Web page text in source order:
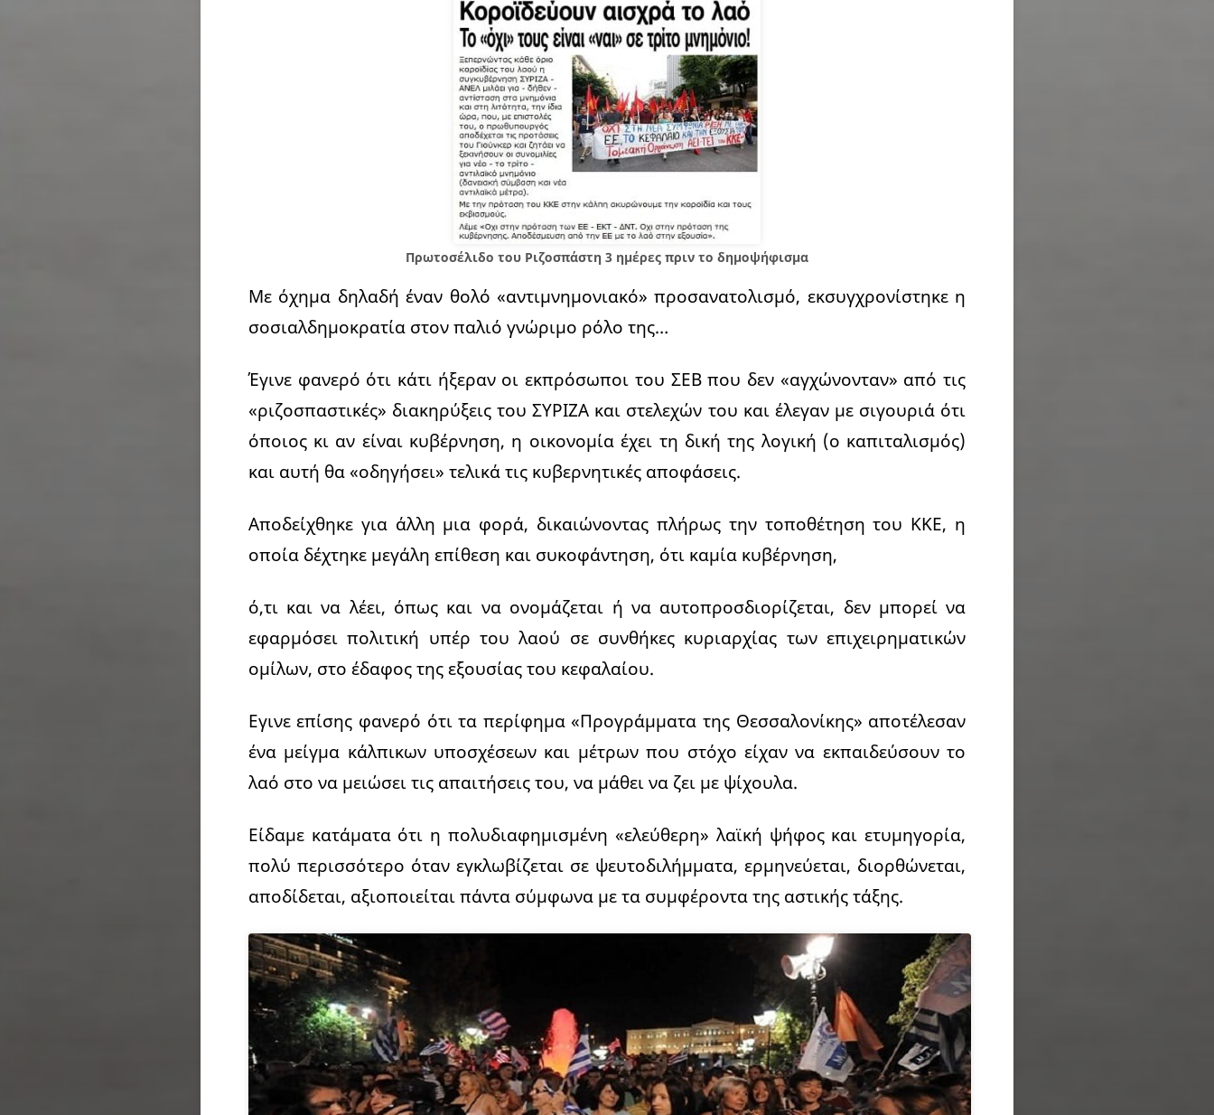
Πρωτοσέλιδο του Ριζοσπάστη 3 ημέρες πριν το δημοψήφισμα
Με όχημα δηλαδή έναν θολό «αντιμνημονιακό» προσανατολισμό, εκσυγχρονίστηκε η
σοσιαλδημοκρατία στον παλιό γνώριμο ρόλο της…
Έγινε φανερό ότι κάτι ήξεραν οι εκπρόσωποι του ΣΕΒ που δεν «αγχώνονταν» από τις
«ριζοσπαστικές» διακηρύξεις του ΣΥΡΙΖΑ και στελεχών του και έλεγαν με σιγουριά ότι
όποιος κι αν είναι κυβέρνηση, η οικονομία έχει τη δική της λογική (ο καπιταλισμός)
και αυτή θα «οδηγήσει» τελικά τις κυβερνητικές αποφάσεις.
Αποδείχθηκε για άλλη μια φορά, δικαιώνοντας πλήρως την τοποθέτηση του ΚΚΕ, η
οποία δέχτηκε μεγάλη επίθεση και συκοφάντηση, ότι καμία κυβέρνηση,
ό,τι και να λέει, όπως και να ονομάζεται ή να αυτοπροσδιορίζεται, δεν μπορεί να
εφαρμόσει πολιτική υπέρ του λαού σε συνθήκες κυριαρχίας των επιχειρηματικών
ομίλων, στο έδαφος της εξουσίας του κεφαλαίου.
Εγινε επίσης φανερό ότι τα περίφημα «Προγράμματα της Θεσσαλονίκης» αποτέλεσαν
ένα μείγμα κάλπικων υποσχέσεων και μέτρων που στόχο είχαν να εκπαιδεύσουν το
λαό στο να μειώσει τις απαιτήσεις του, να μάθει να ζει με ψίχουλα.
Είδαμε κατάματα ότι η πολυδιαφημισμένη «ελεύθερη» λαϊκή ψήφος και ετυμηγορία,
πολύ περισσότερο όταν εγκλωβίζεται σε ψευτοδιλήμματα, ερμηνεύεται, διορθώνεται,
αποδίδεται, αξιοποιείται πάντα σύμφωνα με τα συμφέροντα της αστικής τάξης.